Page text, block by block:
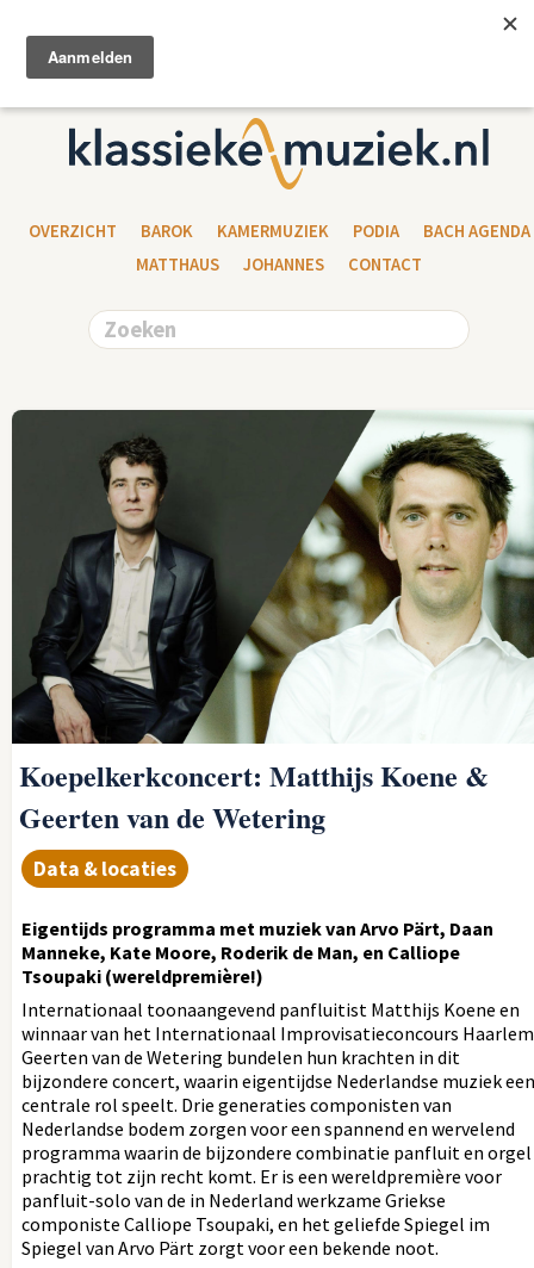
OVERZICHT BAROK KAMERMUZIEK PODIA
BACH AGENDA
MATTHAUS
JOHANNES CONTACT
Koepelkerkconcert: Matthijs Koene &
Geerten van de Wetering
Data & locaties
Eigentijds programma met muziek van Arvo Pärt, Daan
Manneke, Kate Moore, Roderik de Man, en Calliope
Tsoupaki (wereldpremière!)
Internationaal toonaangevend panfluitist Matthijs Koene en
winnaar van het Internationaal Improvisatieconcours Haarlem
Geerten van de Wetering bundelen hun krachten in dit
bijzondere concert, waarin eigentijdse Nederlandse muziek een
centrale rol speelt. Drie generaties componisten van
Nederlandse bodem zorgen voor een spannend en wervelend
programma waarin de bijzondere combinatie panfluit en orgel
prachtig tot zijn recht komt. Er is een wereldpremière voor
panfluit-solo van de in Nederland werkzame Griekse
componiste Calliope Tsoupaki, en het geliefde Spiegel im
Spiegel van Arvo Pärt zorgt voor een bekende noot.